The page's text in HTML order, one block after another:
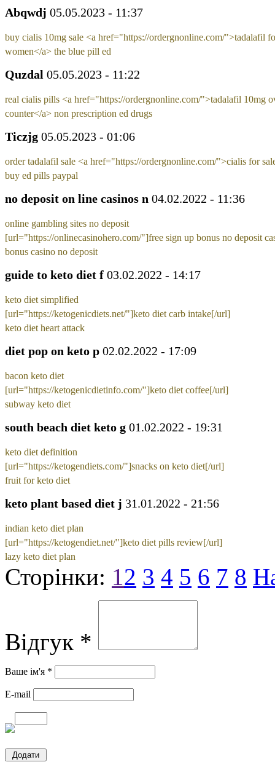
Abqwdj 05.05.2023 - 11:37
buy cialis 10mg sale <a href="https://ordergnonline.com/">tadalafil
women</a> the blue pill ed
Quzdal 05.05.2023 - 11:22
real cialis pills <a href="https://ordergnonline.com/">tadalafil 10mg
counter</a> non prescription ed drugs
Ticzjg 05.05.2023 - 01:06
order tadalafil sale <a href="https://ordergnonline.com/">cialis for
buy ed pills paypal
no deposit on line casinos n 04.02.2022 - 11:36
online gambling sites no deposit
[url="https://onlinecasinohero.com/"]free sign up bonus no deposit
bonus casino no deposit
guide to keto diet f 03.02.2022 - 14:17
keto diet simplified
[url="https://ketogenicdiets.net/"]keto diet carb intake[/url]
keto diet heart attack
diet pop on keto p 02.02.2022 - 17:09
bacon keto diet
[url="https://ketogenicdietinfo.com/"]keto diet coffee[/url]
subway keto diet
south beach diet keto g 01.02.2022 - 19:31
keto diet definition
[url="https://ketogendiets.com/"]snacks on keto diet[/url]
fruit for keto diet
keto plant based diet j 31.01.2022 - 21:56
indian keto diet plan
[url="https://ketogendiet.net/"]keto diet pills review[/url]
lazy keto diet plan
Сторінки: 1 2 3 4 5 6 7 8
Відгук *
Ваше ім'я *
E-mail